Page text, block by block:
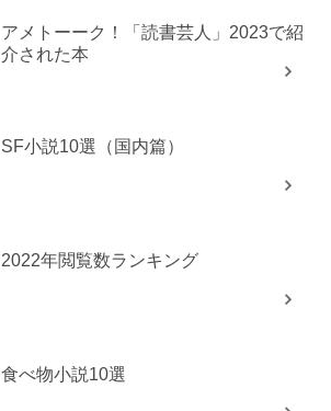
アメトーーク！「読書芸人」2023で紹
介された本
SF小説10選（国内篇）
2022年閲覧数ランキング
食べ物小説10選